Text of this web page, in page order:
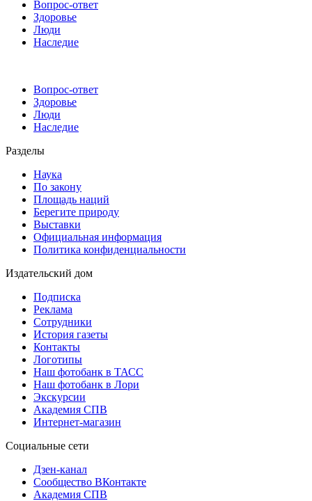
Вопрос-ответ
Здоровье
Люди
Наследие
Вопрос-ответ
Здоровье
Люди
Наследие
Разделы
Наука
По закону
Площадь наций
Берегите природу
Выставки
Официальная информация
Политика конфиденциальности
Издательский дом
Подписка
Реклама
Сотрудники
История газеты
Контакты
Логотипы
Наш фотобанк в ТАСС
Наш фотобанк в Лори
Экскурсии
Академия СПВ
Интернет-магазин
Социальные сети
Дзен-канал
Сообщество ВКонтакте
Академия СПВ